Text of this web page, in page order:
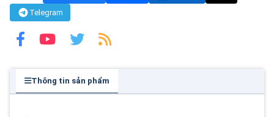
Telegram
Thông tin sản phẩm